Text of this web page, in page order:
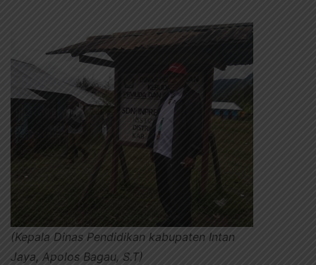
(Kepala Dinas Pendidikan kabupaten Intan
Jaya, Apolos Bagau, S.T)